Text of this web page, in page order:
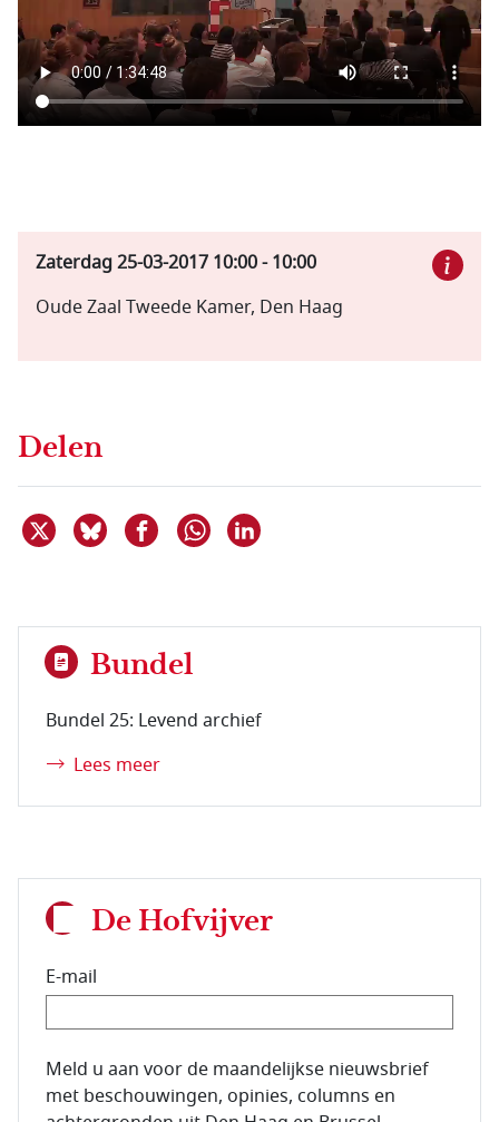
Zaterdag 25-03-2017 10:00-10:00
Oude Zaal Tweede Kamer, Den Haag
Delen
Deel dit item op X
Deel dit item op Bluesky
Deel dit item op Facebook
Delen via WhatsApp
Bundel
Bundel 25: Levend archief
Lees meer
De Hofvijver
E-mail
E-mailadres van de abonnee.
Meld u aan voor de maandelijkse nieuwsbrief
met beschouwingen, opinies, columns en